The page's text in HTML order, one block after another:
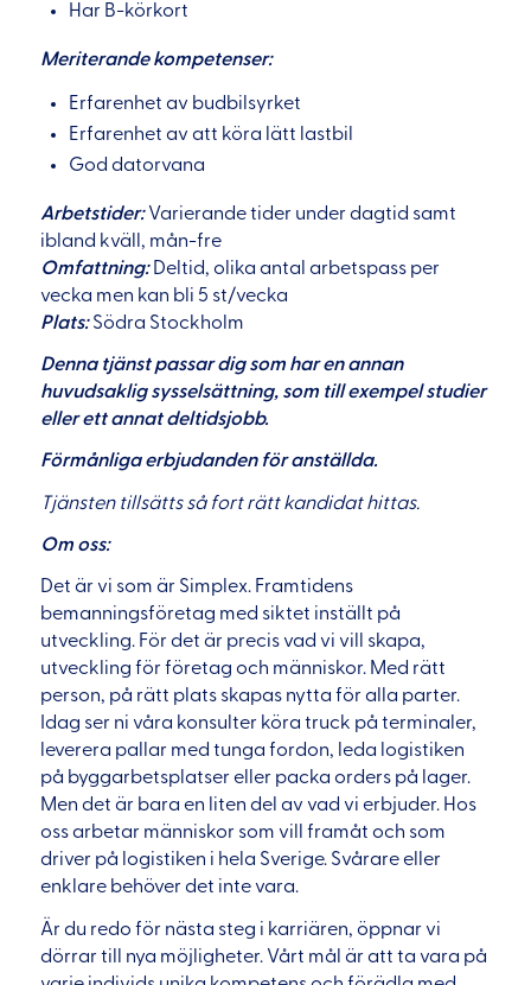
Har B-körkort
Meriterande kompetenser:
Erfarenhet av budbilsyrket
Erfarenhet av att köra lätt lastbil
God datorvana
Arbetstider: Varierande tider under dagtid samt
ibland kväll, mån-fre
Omfattning: Deltid, olika antal arbetspass per
vecka men kan bli 5 st/vecka
Plats: Södra Stockholm
Denna tjänst passar dig som har en annan
huvudsaklig sysselsättning, som till exempel studier
eller ett annat deltidsjobb.
Förmånliga erbjudanden för anställda.
Tjänsten tillsätts så fort rätt kandidat hittas.
Om oss:
Det är vi som är Simplex. Framtidens
bemanningsföretag med siktet inställt på
utveckling. För det är precis vad vi vill skapa,
utveckling för företag och människor. Med rätt
person, på rätt plats skapas nytta för alla parter.
Idag ser ni våra konsulter köra truck på terminaler,
leverera pallar med tunga fordon, leda logistiken
på byggarbetsplatser eller packa orders på lager.
Men det är bara en liten del av vad vi erbjuder. Hos
oss arbetar människor som vill framåt och som
driver på logistiken i hela Sverige. Svårare eller
enklare behöver det inte vara.
Är du redo för nästa steg i karriären, öppnar vi
dörrar till nya möjligheter. Vårt mål är att ta vara på